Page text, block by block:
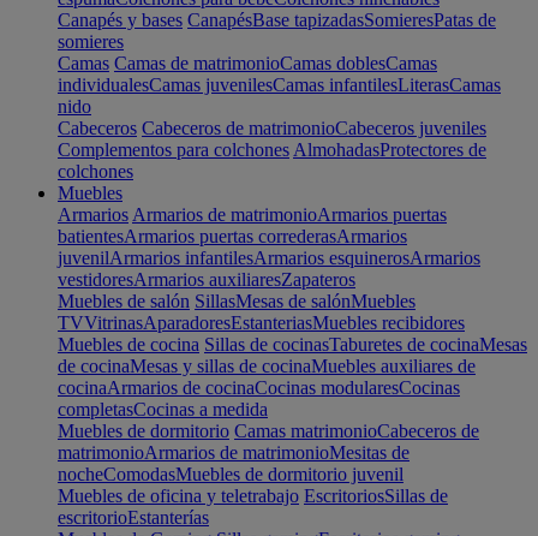
Canapés y bases CanapésBase tapizadasSomieresPatas de
somieres
Camas Camas de matrimonioCamas doblesCamas
individualesCamas juvenilesCamas infantilesLiterasCamas
nido
Cabeceros Cabeceros de matrimonioCabeceros juveniles
Complementos para colchones AlmohadasProtectores de
colchones
Muebles
Armarios Armarios de matrimonioArmarios puertas
batientesArmarios puertas correderasArmarios
juvenilArmarios infantilesArmarios esquinerosArmarios
vestidoresArmarios auxiliaresZapateros
Muebles de salón SillasMesas de salónMuebles
TVVitrinasAparadoresEstanteriasMuebles recibidores
Muebles de cocina Sillas de cocinasTaburetes de cocinaMesas
de cocinaMesas y sillas de cocinaMuebles auxiliares de
cocinaArmarios de cocinaCocinas modularesCocinas
completasCocinas a medida
Muebles de dormitorio Camas matrimonioCabeceros de
matrimonioArmarios de matrimonioMesitas de
nocheComodasMuebles de dormitorio juvenil
Muebles de oficina y teletrabajo EscritoriosSillas de
escritorioEstanterías